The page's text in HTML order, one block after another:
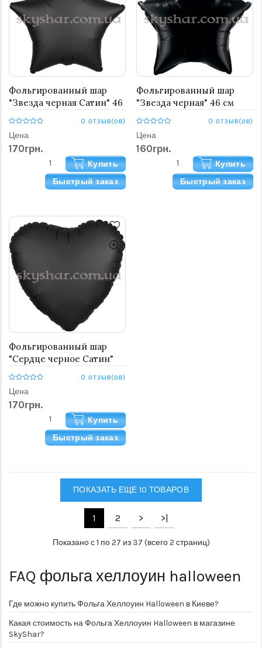
Фольгированный шар
"Звезда черная Сатин" 46
см
0 отзыв(ов)
Цена
170грн.
Купить
Быстрый заказ
Фольгированный шар
"Звезда черная" 46 см
0 отзыв(ов)
Цена
160грн.
Купить
Быстрый заказ
Фольгированный шар
"Сердце черное Сатин"
46 см
0 отзыв(ов)
Цена
170грн.
Купить
Быстрый заказ
ПОКАЗАТЬ ЕЩЕ 10 ТОВАРОВ
1 2 > >|
Показано с 1 по 27 из 37 (всего 2 страниц)
FAQ фольга хеллоуин halloween
Где можно купить Фольга Хеллоуин Halloween в Киеве?
Какая стоимость на Фольга Хеллоуин Halloween в магазине
SkyShar?